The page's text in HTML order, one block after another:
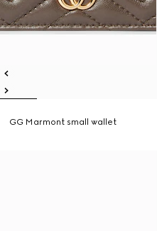
GG Marmont small wallet